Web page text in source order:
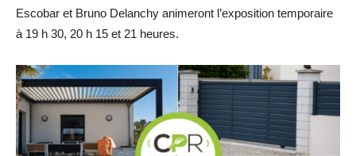
Escobar et Bruno Delanchy animeront l’exposition temporaire
à 19 h 30, 20 h 15 et 21 heures.